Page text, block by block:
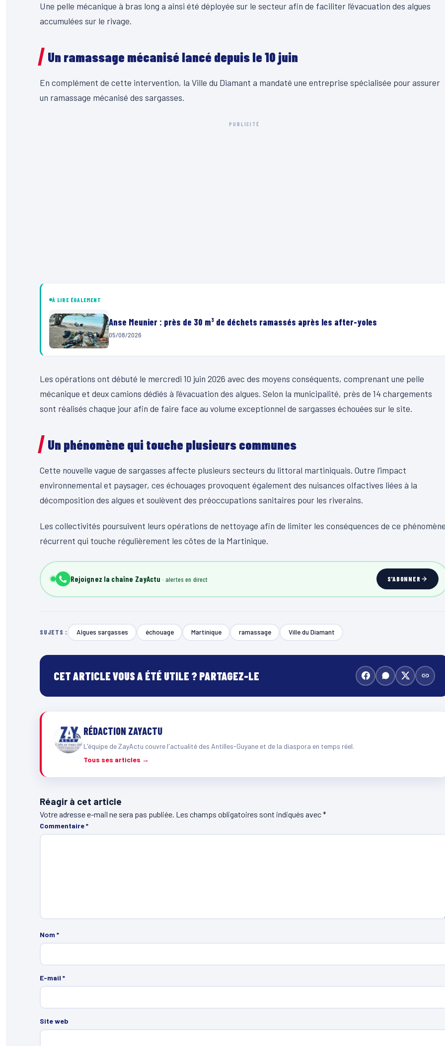
Une pelle mécanique à bras long a ainsi été déployée sur le secteur afin de faciliter l’évacuation des algues
accumulées sur le rivage.
Un ramassage mécanisé lancé depuis le 10 juin
En complément de cette intervention, la Ville du Diamant a mandaté une entreprise spécialisée pour assurer
un ramassage mécanisé des sargasses.
PUBLICITÉ
À LIRE ÉGALEMENT
Anse Meunier : près de 30 m³ de déchets ramassés après les after-yoles
05/08/2026
Les opérations ont débuté le mercredi 10 juin 2026 avec des moyens conséquents, comprenant une pelle
mécanique et deux camions dédiés à l’évacuation des algues. Selon la municipalité, près de 14 chargements
sont réalisés chaque jour afin de faire face au volume exceptionnel de sargasses échouées sur le site.
Un phénomène qui touche plusieurs communes
Cette nouvelle vague de sargasses affecte plusieurs secteurs du littoral martiniquais. Outre l’impact
environnemental et paysager, ces échouages provoquent également des nuisances olfactives liées à la
décomposition des algues et soulèvent des préoccupations sanitaires pour les riverains.
Les collectivités poursuivent leurs opérations de nettoyage afin de limiter les conséquences de ce
récurrent qui touche régulièrement les côtes de la Martinique.
Rejoignez la chaîne ZayActu S'ABONNER
SUJETS : Algues sargasses échouage Martinique ramassage Ville du Diamant
CET ARTICLE VOUS A ÉTÉ UTILE ? PARTAGEZ-LE
RÉDACTION ZAYACTU
L'équipe de ZayActu couvre l'actualité des Antilles-Guyane et de la diaspora en temps réel.
Tous ses articles →
Réagir à cet article
Votre adresse e-mail ne sera pas publiée. Les champs obligatoires sont indiqués avec*
Commentaire*
Nom *
E-mail *
Site web